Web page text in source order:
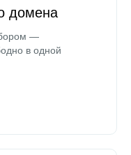
домена
—
в одной